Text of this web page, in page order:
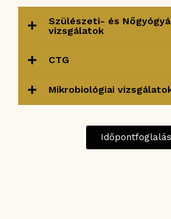
Szülészeti- és
vizsgálatok
CTG
Mikrobiológiai
Időpontfoglalás